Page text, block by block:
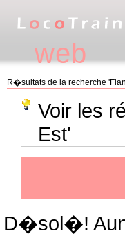
web
R�sultats de la recherche
Voir les
Est'
D�sol�!